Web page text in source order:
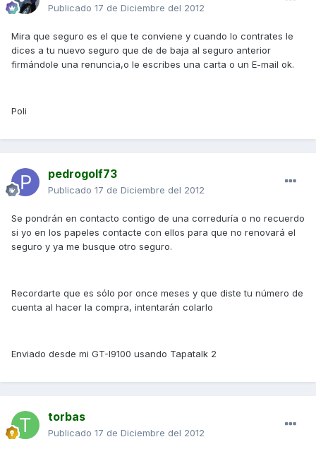
Publicado 17 de Diciembre del 2012
Mira que seguro es el que te conviene y cuando lo contrates le
dices a tu nuevo seguro que de de baja al seguro anterior
firmándole una renuncia,o le escribes una carta o un E-mail ok.
Poli
pedrogolf73
Publicado 17 de Diciembre del 2012
Se pondrán en contacto contigo de una correduría o no recuerdo
si yo en los papeles contacte con ellos para que no renovará el
seguro y ya me busque otro seguro.
Recordarte que es sólo por once meses y que diste tu número de
cuenta al hacer la compra, intentarán colarlo
Enviado desde mi GT-I9100 usando Tapatalk 2
torbas
Publicado 17 de Diciembre del 2012